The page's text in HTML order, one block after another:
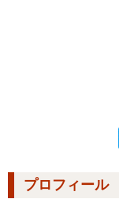
プロフィール